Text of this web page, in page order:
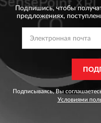
Подпишись, чтобы
предложениях,
Подписываясь, Вы
Условиями